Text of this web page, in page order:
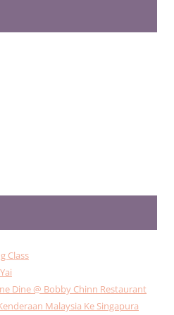
Class
Dine @ Bobby Chinn Restaurant
Malaysia Ke Singapura